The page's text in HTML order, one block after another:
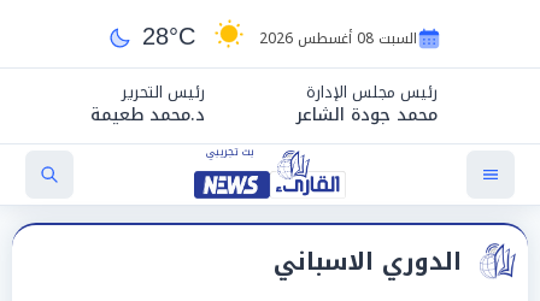
السبت 08 أغسطس 2026 28°C
رئيس مجلس الإدارة
محمد جودة الشاعر
رئيس التحرير
د.محمد طعيمة
الدوري الاسباني